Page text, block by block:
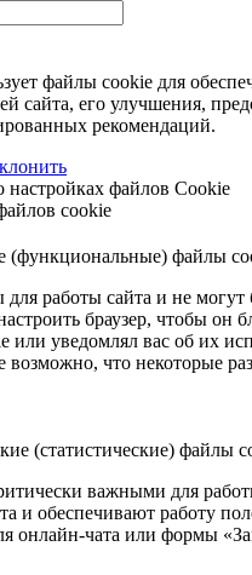
файлы cookie для
сайта, его улучшения,
рекомендаций.
настройках файлов Cookie
cookie
(функциональные) файлы
работы сайта и не
браузер, чтобы он
или уведомлял вас об их
возможно, что некоторые
(статистические) файлы
важными для
и обеспечивают работу
онлайн-чата или формы